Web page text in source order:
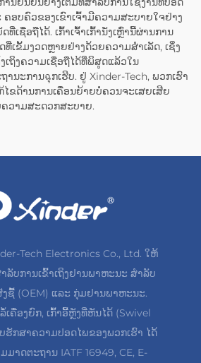
ຄອບຄົວຂອງເຂົາເຈົ້າມີຄວາມສະບາຍໃຈຢ່າງ
ທີ່ເຊື່ອຖືໄດ້. ເກົ້າເຈົ້າເກົ້ານັ່ງເຫຼົ່ານີ້ຜ່ານການ
ເຂັ້ມງວດຫຼາຍຢ່າງດ້ວຍຄວາມສຳເລັດ, ເຊິ່ງ
ເຖິງຄວາມເຊື່ອຖືໄດ້ທີ່ພິສູດແລ້ວໃນ
ນະການฉຸກເຮີບ. ຢູ່ Xinder-Tech, ພວກເຮົາ
ໄຂດ້ານການເຄື່ອນຍ້າຍບໍ່ຄວນຈະເສຍເສີຍ
ວາມສະດວກສະບາຍ.
Tech Electronics Co., Ltd. ໃຫ້
ລັບການເຂົ້າເຖິງຢານພາຫະນະ ສຳລັບ
ຊື້ (OEM) ແລະ ກຸ່ມຢານພາຫະນະ.
ເຄື່ອງຍົກ, ເກົ້າອີ້ຫຼັງທີ່ຫັນໄດ້ (Swivel
ຮັກສາຄວາມປອດໄພຂອງພວກເຮົາ ໄດ້
າດຕະຖານ IATF 16949, CE, E-